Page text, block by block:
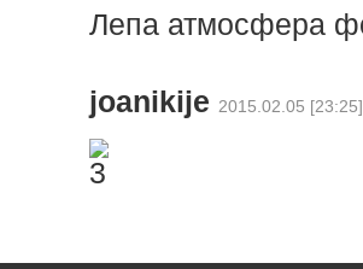
Лепа атмосфера
joanikije 2015.02.05 [23:25]